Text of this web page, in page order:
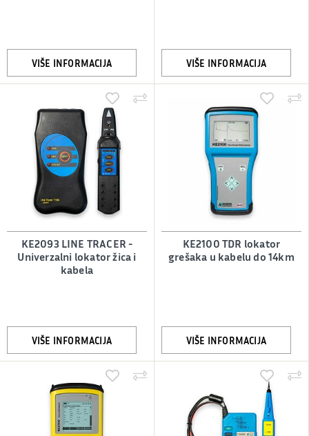
VIŠE INFORMACIJA VIŠE INFORMACIJA
KE2093 LINE TRACER -
Univerzalni lokator žica i
kabela
VIŠE INFORMACIJA
KE2100 TDR lokator
grešaka u kabelu do 14km
VIŠE INFORMACIJA